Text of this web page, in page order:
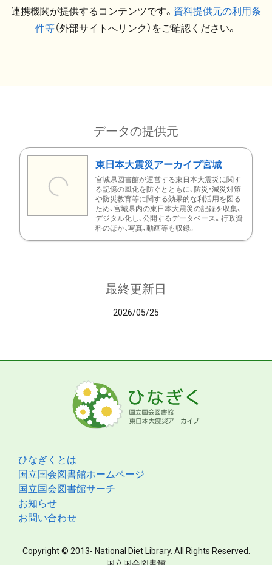
連携機関が提供するコンテンツです。 資料提供元の利用条
件等（外部サイトへリンク）をご確認ください。
データの提供元
東日本大震災アーカイブ宮城
宮城県図書館が運営する東日本大震災に関す
る記憶の風化を防ぐとともに、防災・減災対策
や防災教育等に関する効果的な利活用を図る
ため、宮城県内の東日本大震災の記録を収集、
デジタル化し、公開するデータベース。行政資
料のほか、写真、動画等も収録。
最終更新日
2026/05/25
ひなぎくとは
国立国会図書館ホームページ
国立国会図書館サーチ
お知らせ
お問い合わせ
Copyright © 2013- National Diet Library. All Rights Reserved.